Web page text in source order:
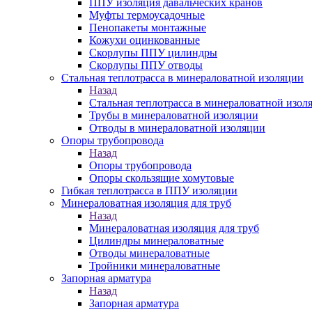
ППУ изоляция давальческих кранов
Муфты термоусадочные
Пенопакеты монтажные
Кожухи оцинкованные
Скорлупы ППУ цилиндры
Скорлупы ППУ отводы
Стальная теплотрасса в минераловатной изоляции
Назад
Стальная теплотрасса в минераловатной
Трубы в минераловатной изоляции
Отводы в минераловатной изоляции
Опоры трубопровода
Назад
Опоры трубопровода
Опоры скользящие хомутовые
Гибкая теплотрасса в ППУ изоляции
Минераловатная изоляция для труб
Назад
Минераловатная изоляция для труб
Цилиндры минераловатные
Отводы минераловатные
Тройники минераловатные
Запорная арматура
Назад
Запорная арматура